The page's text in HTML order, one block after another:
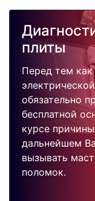
плиты
Перед тем как
обязательно
бесплатной
курсе
дальнейшем
вызывать
поломок.